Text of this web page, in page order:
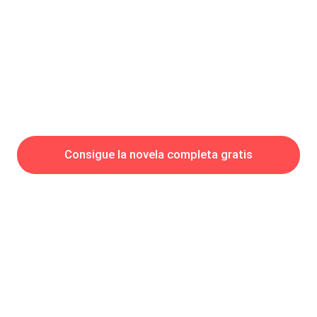
Consigue la novela completa gratis